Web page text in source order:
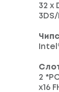
32 x
2
x16